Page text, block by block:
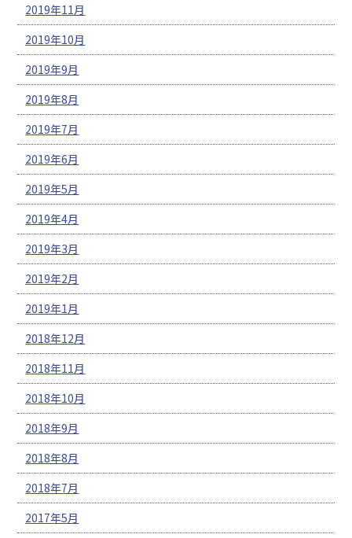
2019年11月
2019年10月
2019年9月
2019年8月
2019年7月
2019年6月
2019年5月
2019年4月
2019年3月
2019年2月
2019年1月
2018年12月
2018年11月
2018年10月
2018年9月
2018年8月
2018年7月
2017年5月